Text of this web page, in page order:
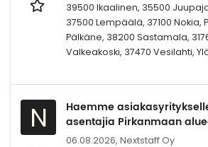
39500 Ikaalinen, 35500
37500 Lempäälä, 37100 Nokia,
Pälkäne, 38200 Sastamala,
Valkeakoski, 37470 Vesilahti,
N
Haemme
asentajia Pirkanmaan
06.08.2026, Nextstaff Oy